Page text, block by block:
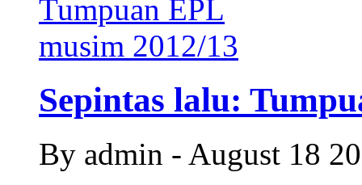
Sepintas lalu:
By admin - August 18